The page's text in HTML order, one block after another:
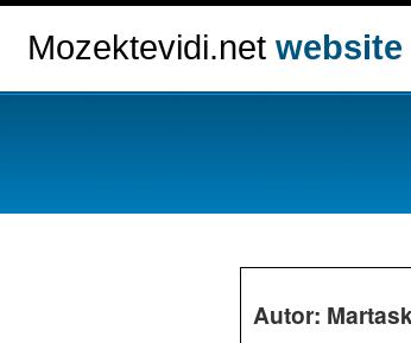
Mozektevidi.net website
Autor: